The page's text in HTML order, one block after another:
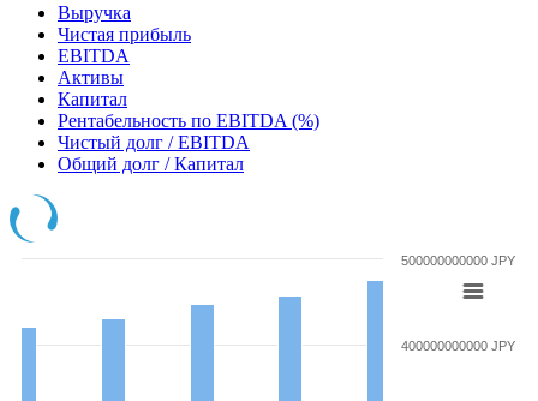
Выручка
Чистая прибыль
EBITDA
Активы
Капитал
Рентабельность по EBITDA (%)
Чистый долг / EBITDA
Общий долг / Капитал
400000000000 JPY
500000000000 JPY